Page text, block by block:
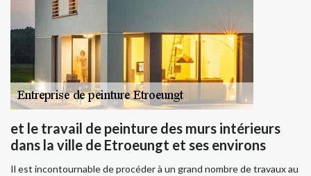
et le travail de peinture des murs intérieurs
dans la ville de Etroeungt et ses environs
Il est incontournable de procéder à un grand nombre de travaux au